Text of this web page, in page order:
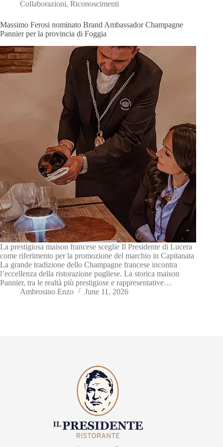
Collaborazioni, Riconoscimenti
Massimo Ferosi nominato Brand Ambassador Champagne
Pannier per la provincia di Foggia
La prestigiosa maison francese sceglie Il Presidente di Lucera
come riferimento per la promozione del marchio in Capitanata
La grande tradizione dello Champagne francese incontra
l’eccellenza della ristorazione pugliese. La storica maison
Pannier, tra le realtà più prestigiose e rappresentative…
Ambrosino Enzo
June 11, 2026